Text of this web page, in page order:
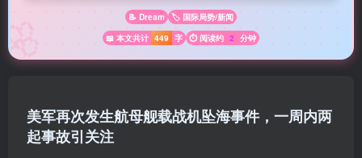
📝 Dream 🏷️ 国际局势/新闻
📖 本文共计 449 字 ⏱️ 阅读约 2 分钟
美军再次发生航母舰载战机坠海事件，一周内两
起事故引关注